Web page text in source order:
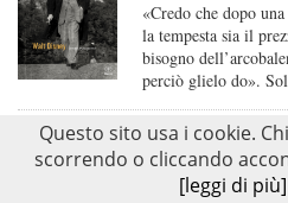
«Credo che dopo
la tempesta sia il
bisogno
perciò glielo do».
4-4-2 -
Antarès n. 14/2019
Questo sito usa i cookie.
scorrendo o cliccando
[leggi di più]